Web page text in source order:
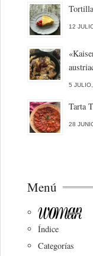
12
5
Tarta
28
Menú
Índice
Categorías